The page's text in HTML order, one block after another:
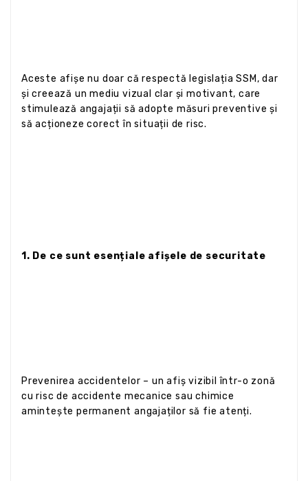
Aceste afișe nu doar că respectă legislația SSM, dar
și creează un mediu vizual clar și motivant, care
stimulează angajații să adopte măsuri preventive și
să acționeze corect în situații de risc.
1. De ce sunt esențiale afișele de securitate
Prevenirea accidentelor – un afiș vizibil într-o zonă
cu risc de accidente mecanice sau chimice
amintește permanent angajaților să fie atenți.